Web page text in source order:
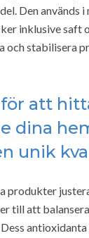
Den används
inklusive saft
och stabilisera
att
dina
unik
produkter
till att